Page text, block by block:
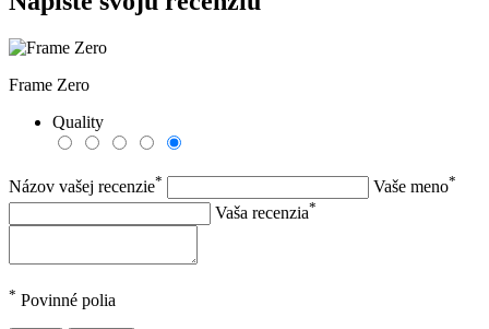
Frame Zero
Quality
Názov vašej recenzie* Vaše meno*
Vaša recenzia*
* Povinné polia